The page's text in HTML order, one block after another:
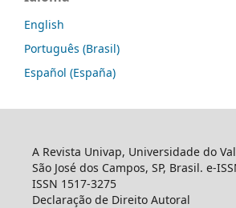
English
Português (Brasil)
Español (España)
A Revista Univap, Universidade do
São José dos Campos, SP, Brasil. e-
ISSN 1517-3275
Declaração de Direito Autoral